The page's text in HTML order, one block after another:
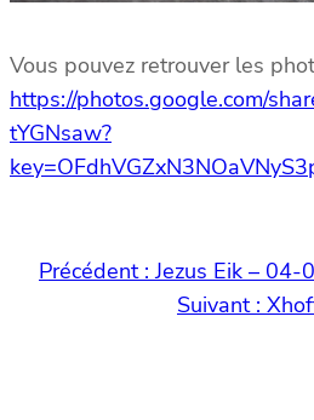
Vous pouvez retrouver les
https://photos.google.com/
tYGNsaw?
Précédent : Jezus Eik –
Suivant :